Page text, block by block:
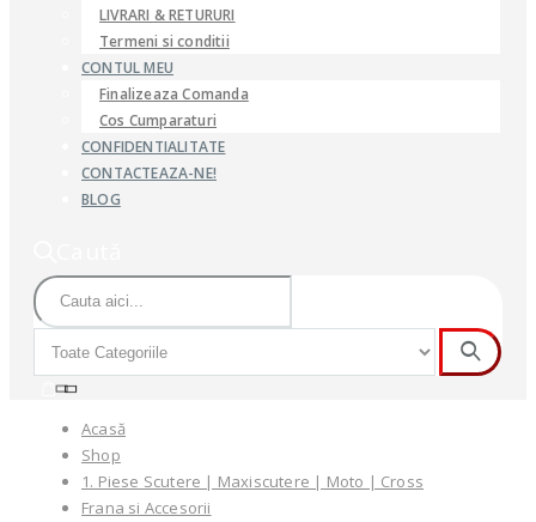
LIVRARI & RETURURI
Termeni si conditii
CONTUL MEU
Finalizeaza Comanda
Cos Cumparaturi
CONFIDENTIALITATE
CONTACTEAZA-NE!
BLOG
Acasă
Shop
1. Piese Scutere | Maxiscutere | Moto | Cross
Frana si Accesorii